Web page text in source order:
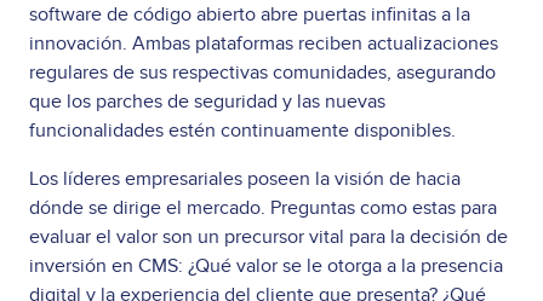
software de código abierto abre puertas infinitas a la
innovación. Ambas plataformas reciben actualizaciones
regulares de sus respectivas comunidades, asegurando
que los parches de seguridad y las nuevas
funcionalidades estén continuamente disponibles.
Los líderes empresariales poseen la visión de hacia
dónde se dirige el mercado. Preguntas como estas para
evaluar el valor son un precursor vital para la decisión de
inversión en CMS: ¿Qué valor se le otorga a la presencia
digital y la experiencia del cliente que presenta? ¿Qué